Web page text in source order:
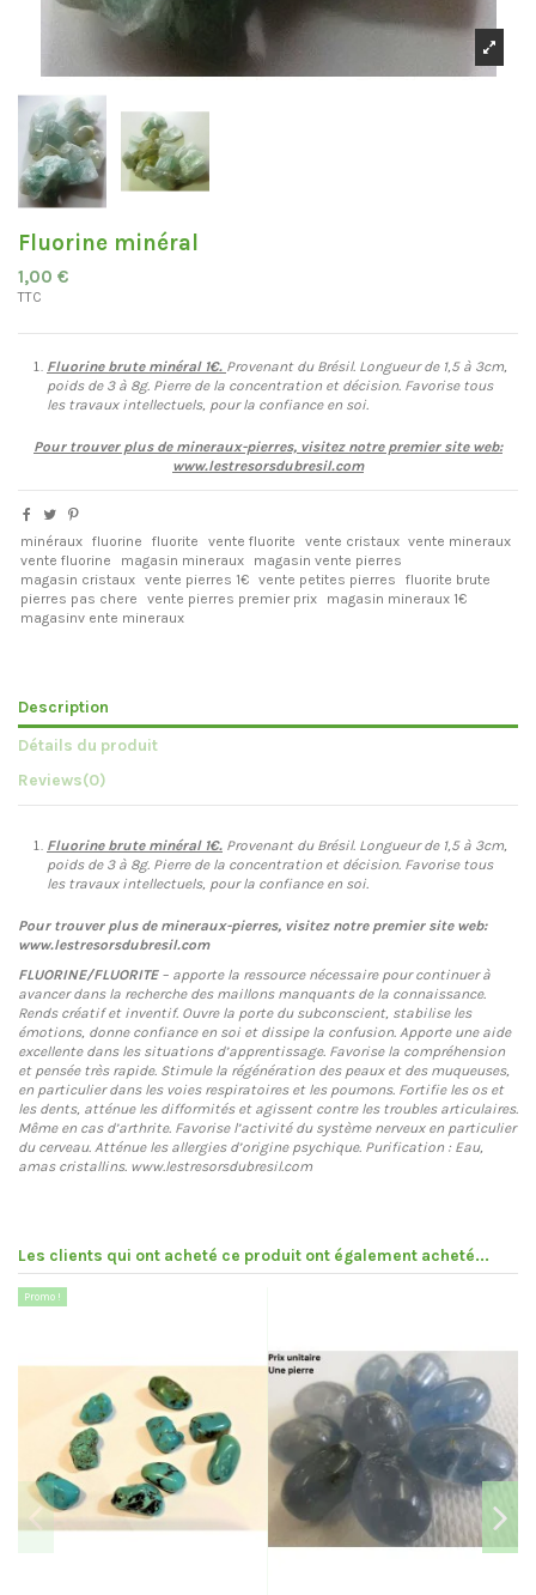
Fluorine minéral
1,00 €
TTC
Fluorine brute minéral 1€. Provenant du Brésil. Longueur de 1,5 à 3cm,
poids de 3 à 8g. Pierre de la concentration et décision. Favorise tous
les travaux intellectuels, pour la confiance en soi.
Pour trouver plus de mineraux-pierres, visitez notre premier site web:
www.lestresorsdubresil.com
minéraux fluorine fluorite vente fluorite vente cristaux vente mineraux
vente fluorine
magasin mineraux
magasin vente pierres
magasin cristaux vente pierres 1€ vente petites pierres
fluorite brute
pierres pas chere
vente pierres premier prix
magasin mineraux 1€
magasinv ente mineraux
Description
Détails du produit
Reviews(0)
Fluorine brute minéral 1€. Provenant du Brésil. Longueur de 1,5 à 3cm,
poids de 3 à 8g. Pierre de la concentration et décision. Favorise tous
les travaux intellectuels, pour la confiance en soi.
Pour trouver plus de mineraux-pierres, visitez notre premier site web:
www.lestresorsdubresil.com
FLUORINE/FLUORITE– apporte la ressource nécessaire pour continuer à
avancer dans la recherche des maillons manquants de la connaissance.
Rends créatif et inventif. Ouvre la porte du subconscient, stabilise les
émotions, donne confiance en soi et dissipe la confusion. Apporte une aide
excellente dans les situations d’apprentissage. Favorise la compréhension
et pensée très rapide. Stimule la régénération des peaux et des muqueuses,
en particulier dans les voies respiratoires et les poumons. Fortifie les os et
les dents, atténue les difformités et agissent contre les troubles articulaires.
Même en cas d’arthrite. Favorise l’activité du système nerveux en particulier
du cerveau. Atténue les allergies d’origine psychique. Purification : Eau,
amas cristallins. www.lestresorsdubresil.com
Les clients qui ont acheté ce produit ont également acheté...
Promo !